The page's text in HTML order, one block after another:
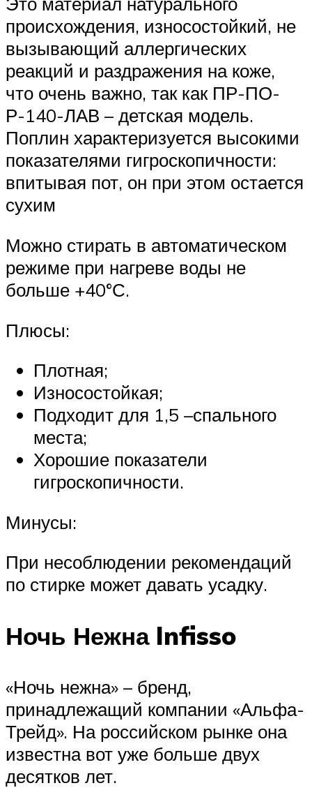
происхождения, износостойкий, не
вызывающий аллергических
реакций и раздражения на коже,
что очень важно, так как ПР-ПО-
Р-140-ЛАВ – детская модель.
Поплин характеризуется высокими
показателями гигроскопичности:
впитывая пот, он при этом остается
сухим
Можно стирать в автоматическом
режиме при нагреве воды не
больше +40°С.
Плюсы:
Плотная;
Износостойкая;
Подходит для 1,5 –спального
места;
Хорошие показатели
гигроскопичности.
Минусы:
При несоблюдении рекомендаций
по стирке может давать усадку.
Ночь Нежна Infisso
«Ночь нежна» – бренд,
принадлежащий компании «Альфа-
Трейд». На российском рынке она
известна вот уже больше двух
десятков лет.